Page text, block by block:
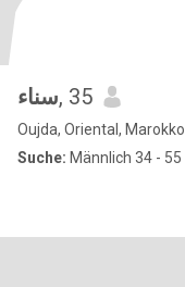
سناء, 35
Oujda, Oriental, Marokko
Suche: Männlich 34 - 55